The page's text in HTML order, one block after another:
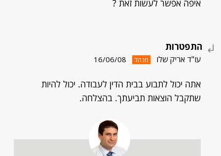
איפה אפשר לעשות זאת ?
התפטרות
עו"ד אריק שלו מנהל 16/06/08
אתה יכול לתבוע בבית הדין לעבודה. יכול להיות
שתקבל הוצאות תביעתך. בהצלחה.